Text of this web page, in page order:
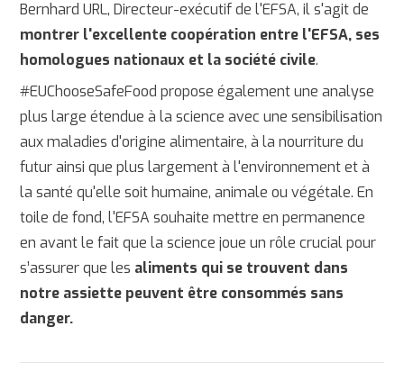
Bernhard URL, Directeur-exécutif de l'EFSA, il s'agit de
montrer l'excellente coopération entre l'EFSA, ses
homologues nationaux et la société civile.
#EUChooseSafeFood propose également une analyse
plus large étendue à la science avec une sensibilisation
aux maladies d'origine alimentaire, à la nourriture du
futur ainsi que plus largement à l'environnement et à
la santé qu'elle soit humaine, animale ou végétale. En
toile de fond, l'EFSA souhaite mettre en permanence
en avant le fait que la science joue un rôle crucial pour
s’assurer que les aliments qui se trouvent dans
notre assiette peuvent être consommés sans
danger.